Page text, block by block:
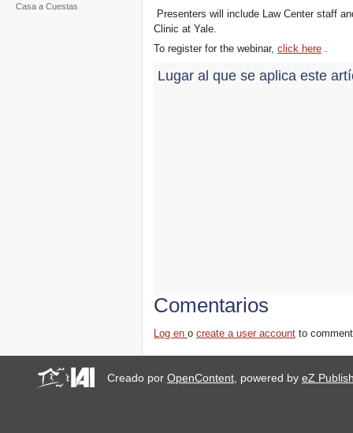
Casa a Cuestas
Presenters will include Law Center staff
Clinic at Yale.
To register for the webinar,click here .
Lugar al que se aplica este
Comentarios
Log enocreate a user account to
Creado porOpenContent, powered byeZ